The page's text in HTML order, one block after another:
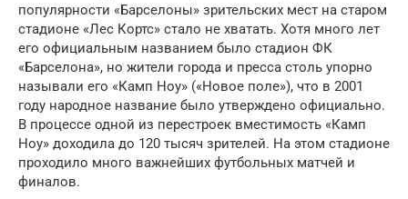
популярности «Барселоны» зрительских мест на старом
стадионе «Лес Кортс» стало не хватать. Хотя много лет
его официальным названием было стадион ФК
«Барселона», но жители города и пресса столь упорно
называли его «Камп Ноу» («Новое поле»), что в 2001
году народное название было утверждено официально.
В процессе одной из перестроек вместимость «Камп
Ноу» доходила до 120 тысяч зрителей. На этом стадионе
проходило много важнейших футбольных матчей и
финалов.